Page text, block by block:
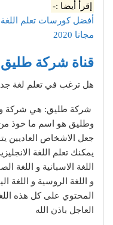
إقرأ أيضا :-
أفضل كورسات تعلم
مجانا 2020
قناة شركة طليق
هل ترغب في تعلم لغة
شركة طليق: هي شركة
وطليق هو اسم ما خوذ من
جعل الاشخاص العاديين
يمكنك تعلم اللغة
اللغة الاسبانية و اللغة
و اللغة الروسية و اللغة
المحتوي على كل هذه
العاجل باذن الله